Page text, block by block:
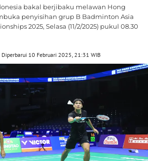
bakal berjibaku melawan Hong
penyisihan grup B Badminton Asia
2025, Selasa (11/2/2025) pukul 08.30
Diperbarui 10 Februari 2025, 21:31 WIB